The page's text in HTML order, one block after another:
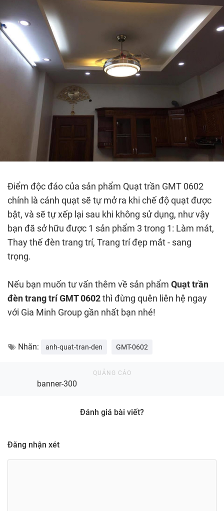
Điểm độc đáo của sản phẩm Quạt trần GMT 0602
chính là cánh quạt sẽ tự mở ra khi chế độ quạt được
bật, và sẽ tự xếp lại sau khi không sử dụng, như vậy
bạn đã sở hữu được 1 sản phẩm 3 trong 1: Làm mát,
Thay thế đèn trang trí, Trang trí đẹp mắt - sang
trọng.
Nếu bạn muốn tư vấn thêm về sản phẩm Quạt trần
đèn trang trí GMT 0602 thì đừng quên liên hệ ngay
với Gia Minh Group gần nhất bạn nhé!
Nhãn: anh-quat-tran-den GMT-0602
banner-300
Đánh giá bài viết?
Đăng nhận xét